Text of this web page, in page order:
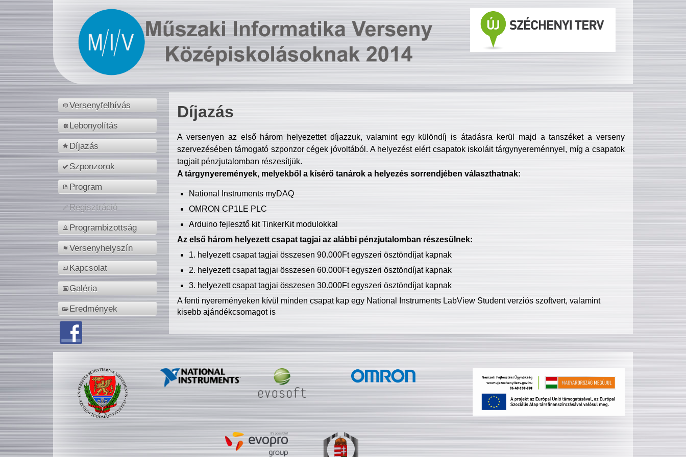
Versenyfelhívás
Lebonyolítás
Díjazás
Szponzorok
Program
Regisztráció
Programbizottság
Versenyhelyszín
Kapcsolat
Galéria
Eredmények
Díjazás
A versenyen az első három helyezettet díjazzuk, valamint egy különdíj is átadásra kerül majd a tanszéket a verseny
szervezésében támogató szponzor cégek jóvoltából. A helyezést elért csapatok iskoláit tárgynyereménnyel, míg a csapatok
tagjait pénzjutalomban részesítjük.
A tárgynyeremények, melyekből a kísérő tanárok a helyezés sorrendjében választhatnak:
National Instruments myDAQ
OMRON CP1LE PLC
Arduino fejlesztő kit TinkerKit modulokkal
Az első három helyezett csapat tagjai az alábbi pénzjutalomban részesülnek:
1. helyezett csapat tagjai összesen 90.000Ft egyszeri ösztöndíjat kapnak
2. helyezett csapat tagjai összesen 60.000Ft egyszeri ösztöndíjat kapnak
3. helyezett csapat tagjai összesen 30.000Ft egyszeri ösztöndíjat kapnak
A fenti nyereményeken kívül minden csapat kap egy National Instruments LabView Student verziós szoftvert, valamint
kisebb ajándékcsomagot is